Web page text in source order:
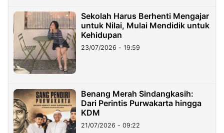
Sekolah Harus Berhenti Mengajar
untuk Nilai, Mulai Mendidik untuk
Kehidupan
23/07/2026 - 19:59
Benang Merah Sindangkasih:
Dari Perintis Purwakarta hingga
KDM
21/07/2026 - 09:22